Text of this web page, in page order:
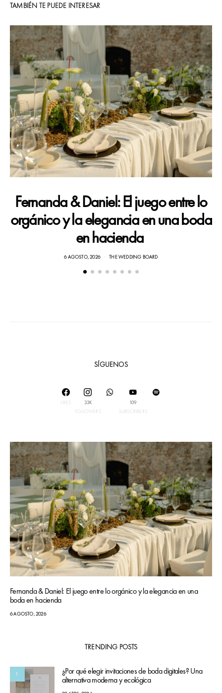
TAMBIÉN TE PUEDE INTERESAR
Fernanda & Daniel: El juego entre lo
orgánico y la elegancia en una boda
en hacienda
6 AGOSTO, 2026 THE WEDDING BOARD
SÍGUENOS
LIKES
33K
FOLLOWERS
109
SUBSCRIBERS
Fernanda & Daniel: El juego entre lo orgánico y la elegancia en una
boda en hacienda
6 AGOSTO, 2026
TRENDING POSTS
1
¿Por qué elegir invitaciones de boda digitales? Una
alternativa moderna y ecológica